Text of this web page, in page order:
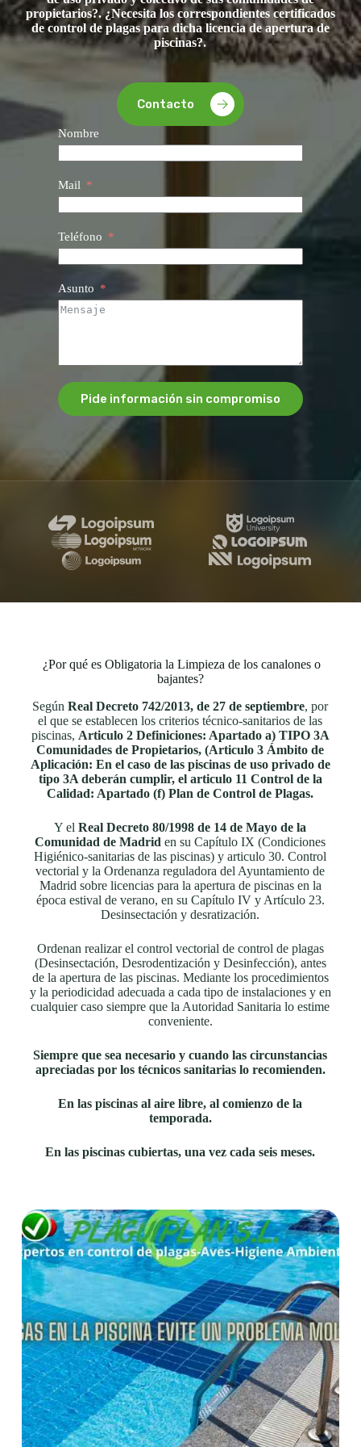
propietarios?. ¿Necesita los correspondientes certificados
de control de plagas para dicha licencia de apertura de
piscinas?.
Contacto
Nombre
Mail
Teléfono
Asunto
Pide información sin compromiso
¿Por qué es Obligatoria la Limpieza de los canalones o
bajantes?
SegúnReal Decreto 742/2013, de 27 de septiembre, por
el que se establecen los criterios técnico-sanitarios de las
piscinas, Articulo 2 Definiciones: Apartado a) TIPO 3A
Comunidades de Propietarios, (Articulo 3 Ámbito de
Aplicación: En el caso de las piscinas de uso privado de
tipo 3A deberán cumplir, el articulo 11 Control de la
Calidad: Apartado (f) Plan de Control de Plagas.
Y elReal Decreto 80/1998 de 14 de Mayo de la
Comunidad de Madrid en su Capítulo IX (Condiciones
Higiénico-sanitarias de las piscinas) y articulo 30. Control
vectorial y la Ordenanza reguladora del Ayuntamiento de
Madrid sobre licencias para la apertura de piscinas en la
época estival de verano, en su Capítulo IV y Artículo 23.
Desinsectación y desratización.
Ordenan realizar el control vectorial de control de plagas
(Desinsectación, Desrodentización y Desinfección), antes
de la apertura de las piscinas. Mediante los procedimientos
y la periodicidad adecuada a cada tipo de instalaciones y en
cualquier caso siempre que la Autoridad Sanitaria lo estime
conveniente.
Siempre que sea necesario y cuando las circunstancias
apreciadas por los técnicos sanitarias lo recomienden.
En las piscinas al aire libre, al comienzo de la
temporada.
En las piscinas cubiertas, una vez cada seis meses.